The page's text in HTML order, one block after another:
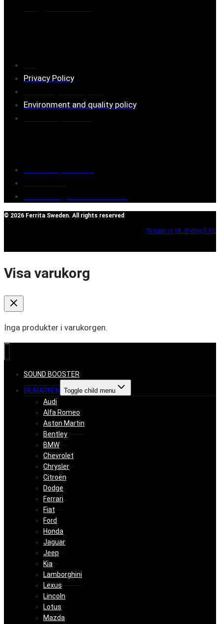
Privacy Policy
Environment and quality policy
© 2026 Ferrita Sweden. All rights reserved
Skapad av ML Webbyrå AB
Visa varukorg
Inga produkter i varukorgen.
SOUND BOOSTER
BILMÄRKEN Toggle child menu
Audi
Alfa Romeo
Aston Martin
Bentley
BMW
Chevrolet
Chrysler
Citroën
Dodge
Ferrari
Fiat
Ford
Honda
Jaguar
Jeep
Kia
Lamborghini
Lexus
Lincoln
Lotus
Mazda